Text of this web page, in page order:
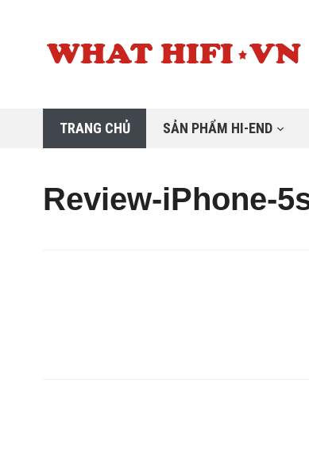
TRANG CHỦ SẢN PHẨM HI-END
Review-iPhone-